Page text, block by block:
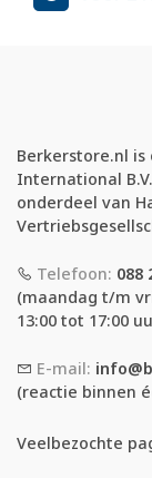
Berkerstore.nl
International
onderdeel van
Telefoon: 088
(maandag t/m
13:00 tot 17:00
E-mail:
(reactie binnen
Veelbezochte